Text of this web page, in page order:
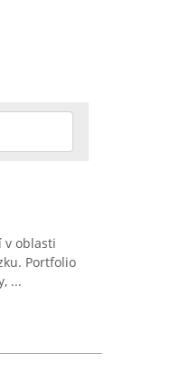
v oblasti
Portfolio
...